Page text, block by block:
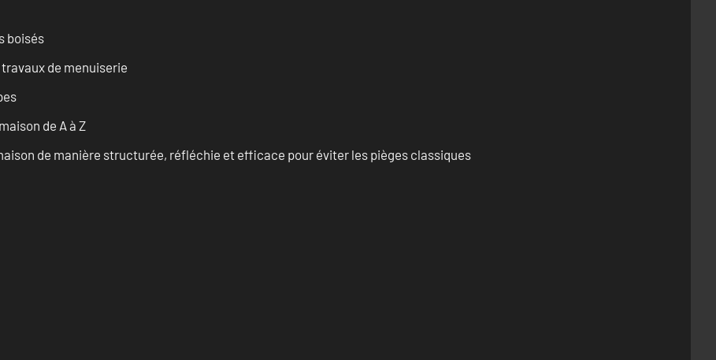
boisés
de menuiserie
de A à Z
de manière structurée, réfléchie et efficace pour éviter les pièges classiques